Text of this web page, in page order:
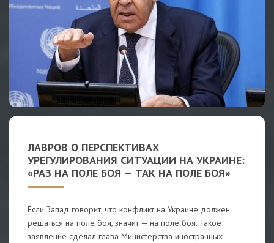
ЛАВРОВ О ПЕРСПЕКТИВАХ
УРЕГУЛИРОВАНИЯ СИТУАЦИИ НА УКРАИНЕ:
«РАЗ НА ПОЛЕ БОЯ — ТАК НА ПОЛЕ БОЯ»
Если Запад говорит, что конфликт на Украине должен
решаться на поле боя, значит — на поле боя. Такое
заявление сделал глава Министерства иностранных